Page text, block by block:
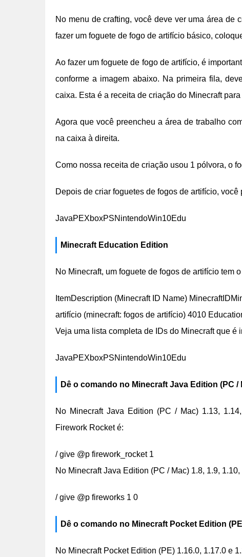
No menu de crafting, você deve ver uma área de
fazer um foguete de fogo de artifício básico,
Ao fazer um foguete de fogo de artifício, é
conforme a imagem abaixo. Na primeira fila,
caixa. Esta é a receita de criação do Minecraft
Agora que você preencheu a área de trabalho
na caixa à direita.
Como nossa receita de criação usou 1 pólvora, o
Depois de criar foguetes de fogos de artifício,
JavaPEXboxPSNintendoWin10Edu
Minecraft Education Edition
No Minecraft, um foguete de fogos de artifício tem
ItemDescription (Minecraft ID Name)
artifício (minecraft: fogos de artifício) 4010
Veja uma lista completa de IDs do Minecraft que é
JavaPEXboxPSNintendoWin10Edu
Dê o comando no Minecraft Java Edition (PC /
No Minecraft Java Edition (PC / Mac) 1.13,
Firework Rocket é:
/ give @p firework_rocket 1
No Minecraft Java Edition (PC / Mac) 1.8, 1.9,
/ give @p fireworks 1 0
Dê o comando no Minecraft Pocket Edition
No Minecraft Pocket Edition (PE) 1.16.0, 1.17.0 e